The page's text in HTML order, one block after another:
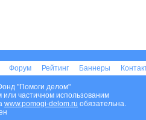
Форум Рейтинг Баннеры
"Помоги делом"
частичном использованим
www.pomogi-delom.ru обязательна.